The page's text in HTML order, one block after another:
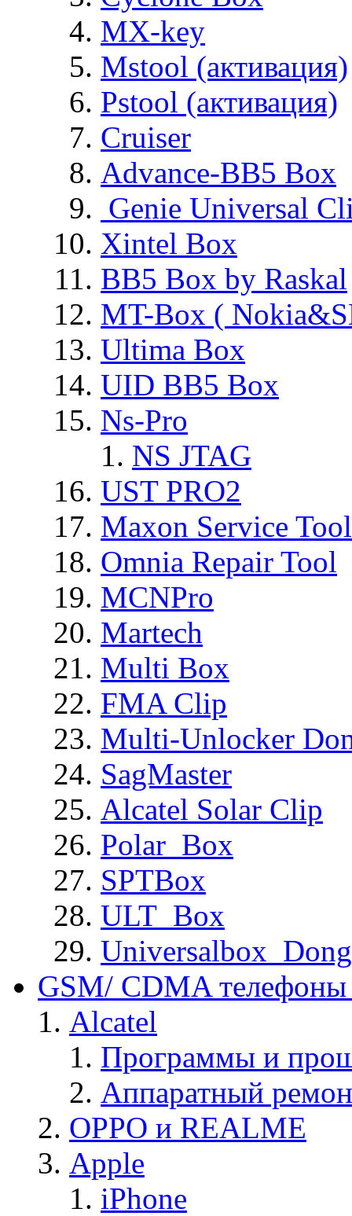
MX-key
Mstool (активация)
Pstool (активация)
Cruiser
Advance-BB5 Box
Genie Universal
Xintel Box
BB5 Box by Raskal
MT-Box (
Ultima Box
UID BB5 Box
Ns-Pro
NS JTAG
UST PRO2
Maxon Service
Omnia Repair Tool
MCNPro
Martech
Multi Box
FMA Clip
Multi-Unlocker
SagMaster
Alcatel Solar Clip
Polar_Box
SPTBox
ULT_Box
GSM/ CDMA
Alcatel
Программы и
Аппаратный
OPPO и REALME
Apple
iPhone